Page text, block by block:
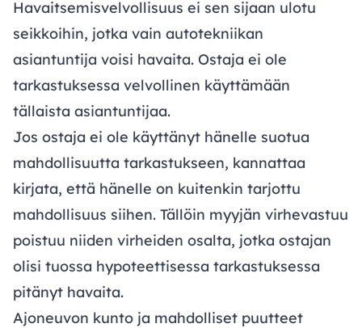
Havaitsemisvelvollisuus ei sen sijaan ulotu
seikkoihin, jotka vain autotekniikan
asiantuntija voisi havaita. Ostaja ei ole
tarkastuksessa velvollinen käyttämään
tällaista asiantuntijaa.
Jos ostaja ei ole käyttänyt hänelle suotua
mahdollisuutta tarkastukseen, kannattaa
kirjata, että hänelle on kuitenkin tarjottu
mahdollisuus siihen. Tällöin myyjän virhevastuu
poistuu niiden virheiden osalta, jotka ostajan
olisi tuossa hypoteettisessa tarkastuksessa
pitänyt havaita.
Ajoneuvon kunto ja mahdolliset puutteet